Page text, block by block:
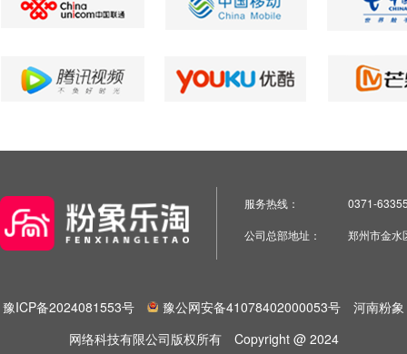
服务热线：
公司总部地址：
0371-
郑州市金水
豫ICP备2024081553号 豫公网安备41078402000053号
河南粉象
网络科技有限公司版权所有
Copyright @ 2024